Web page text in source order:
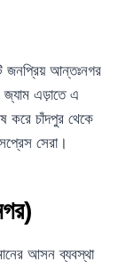
জনপ্রিয় আন্তঃনগর
জ্যাম এড়াতে এ
করে চাঁদপুর থেকে
সেরা।
আসন ব্যবস্থা